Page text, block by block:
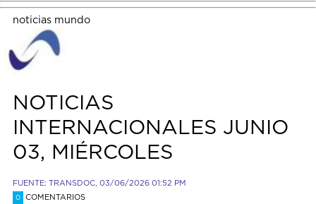
noticias mundo
NOTICIAS
INTERNACIONALES JUNIO
03, MIÉRCOLES
FUENTE: TRANSDOC, 03/06/2026 01:52 PM
0 COMENTARIOS